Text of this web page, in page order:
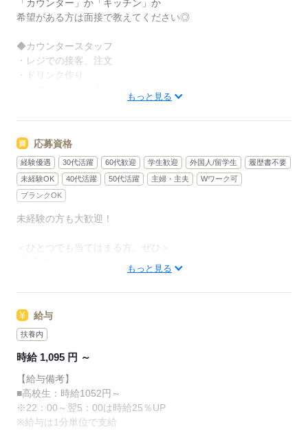
午前中に数時間でもOK。
日々の子どもとのふれあいタイム、
授業参観や運動会などの学校行事、
たくさんの予定も、余裕を持って
全店統一の分かりやすい
マニュアルを用意しています
￣￣￣￣￣￣￣￣￣￣￣￣￣￣
初めはオリエンテーションで
接客ルールなどをお勉強。
カウンターデビュー。
レジのメニューは写真付き！
先輩からのメッセージ
誰がクルーとして働いても「仕事がわかりやすい」
そんな環境を目指しています
単純に「マクドナルドのメニュー、特にポテトが好き
で！笑」
なんてきっかけで応募してくれる方もたくさんいるの
「カウンター」か「キッチン」か
希望がある方は面接で教えてください◎
◆カウンタースタッフ
・レジでの接客、注文
・ドリンク作り
・店内清掃
最初はカウンターでの注文受付から。
タッチパネル式のレジで
操作は商品を選んでタッチするだけ◎
◆キッチンでの調理
・資材の補充
調理にはすべてマニュアルあり◎
料理をしたことがない人でも
サクサク覚えられます。
もっと見る
応募資格
経験優遇 30代活躍 60代歓迎 学生歓迎 外国人/留学生
履歴書不要
未経験OK
40代活躍 50代活躍 主婦・主夫
Wワーク可
ブランクOK
未経験の方も大歓迎！
＜ひとつでも当てはまる方、ぜひ＞
□シフトを自由に組めるとうれしい
□働くのはかなりひさびさ or 初めて
□よく知ってるお店だと安心
主婦（夫）さんが多数活躍中。
「お客さまと接するうちに笑顔が増えた」
「カラダを動かしてリフレッシュできる」
と、好評です。
もっと見る
給与
扶養内
時給 1,095 円 ～
【給与備考】
■高校生：時給1052円～
※22：00～翌5：00は時給25％UP
※給与は1分単位で支給